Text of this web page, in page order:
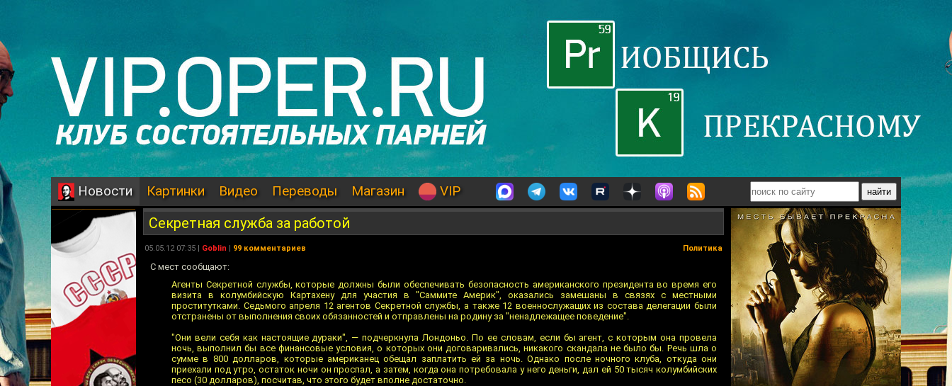
Новости Картинки Видео Переводы Магазин VIP
Секретная служба за работой
05.05.12 07:35 | Goblin | 99 комментариев Политика
C мест сообщают:
Агенты Секретной службы, которые должны были обеспечивать безопасность американского президента во время его
визита в колумбийскую Картахену для участия в "Саммите Америк", оказались замешаны в связях с местными
проститутками. Седьмого апреля 12 агентов Секретной службы, а также 12 военнослужащих из состава делегации были
отстранены от выполнения своих обязанностей и отправлены на родину за "ненадлежащее поведение".
"Они вели себя как настоящие дураки", — подчеркнула Лондоньо. По ее словам, если бы агент, с которым она провела
ночь, выполнил бы все финансовые условия, о которых они договаривались, никакого скандала не было бы. Речь шла о
сумме в 800 долларов, которые американец обещал заплатить ей за ночь. Однако после ночного клуба, откуда они
приехали под утро, остаток ночи он проспал, а затем, когда она потребовала у него деньги, дал ей 50 тысяч колумбийских
песо (30 долларов), посчитав, что этого будет вполне достаточно.